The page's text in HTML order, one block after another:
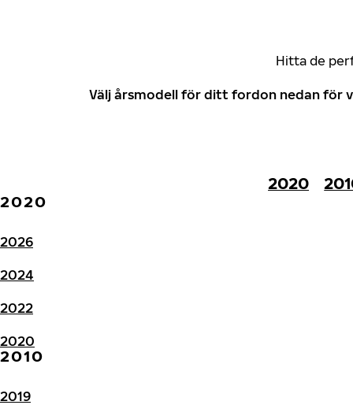
Hitta de
Välj årsmodell för ditt fordon nedan för
2020
2020
2026
2024
2022
2020
2010
2019